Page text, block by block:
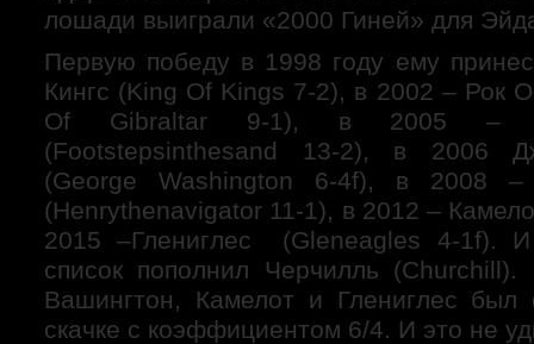
Ипподром Ла Сарсуэла. Мадрид. Испания.
Люди
коннозаводчики
коневладельцы
Тренеры
Жокеи
Персонал конюшни
специалисты
Любители
Тотализатор
имидж игры
виды игры
необходимая информация
стратегия игры
экономика и статистика
лошади выиграли «2000 Гиней» для
Первую победу в 1998 году ему
Кингс (King Of Kings 7-2), в 2002 – Рок
Of Gibraltar 9-1), в 2005 –
(Footstepsinthesand 13-2), в 2006
(George Washington 6-4f), в 2008 –
(Henrythenavigator 11-1), в 2012 –
2015 –Глениглес (Gleneagles 4-1f). И
список пополнил Черчилль
Вашингтон, Камелот и Глениглес
скачке с коэффициентом 6/4. И это не